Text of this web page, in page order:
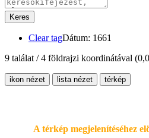
Keres
Clear tagDátum: 1661
9 találat / 4 földrajzi koordinátával
ikon nézet lista nézet térkép
A térkép megjelenítéséhez